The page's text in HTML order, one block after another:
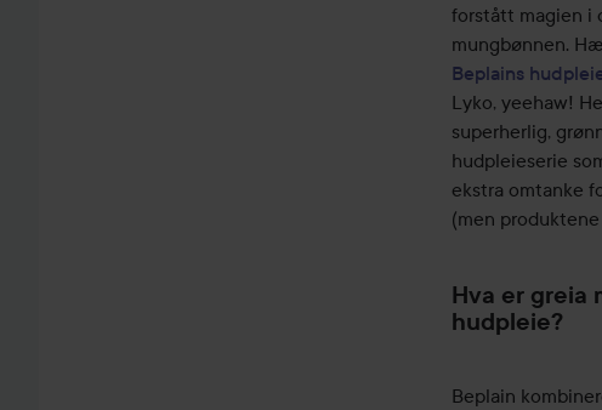
forstått magien i
mungbønnen.
Beplains
Lyko, yeehaw!
superherlig,
hudpleieserie
ekstra omtanke
(men
Hva er greia
hudpleie?
Beplain